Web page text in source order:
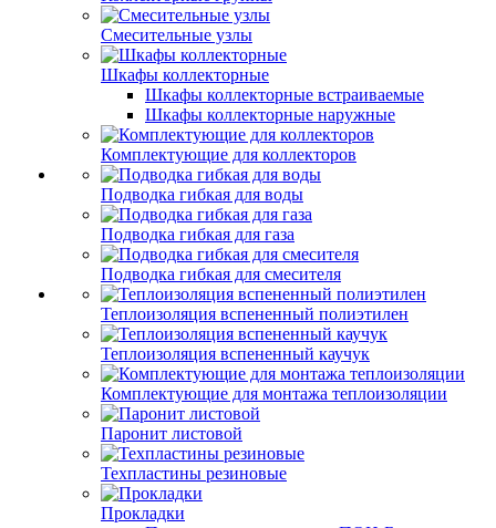
Смесительные узлы
Шкафы коллекторные
Шкафы коллекторные встраиваемые
Шкафы коллекторные наружные
Комплектующие для коллекторов
Подводка гибкая для воды
Подводка гибкая для газа
Подводка гибкая для смесителя
Теплоизоляция вспененный полиэтилен
Теплоизоляция вспененный каучук
Комплектующие для монтажа теплоизоляции
Паронит листовой
Техпластины резиновые
Прокладки